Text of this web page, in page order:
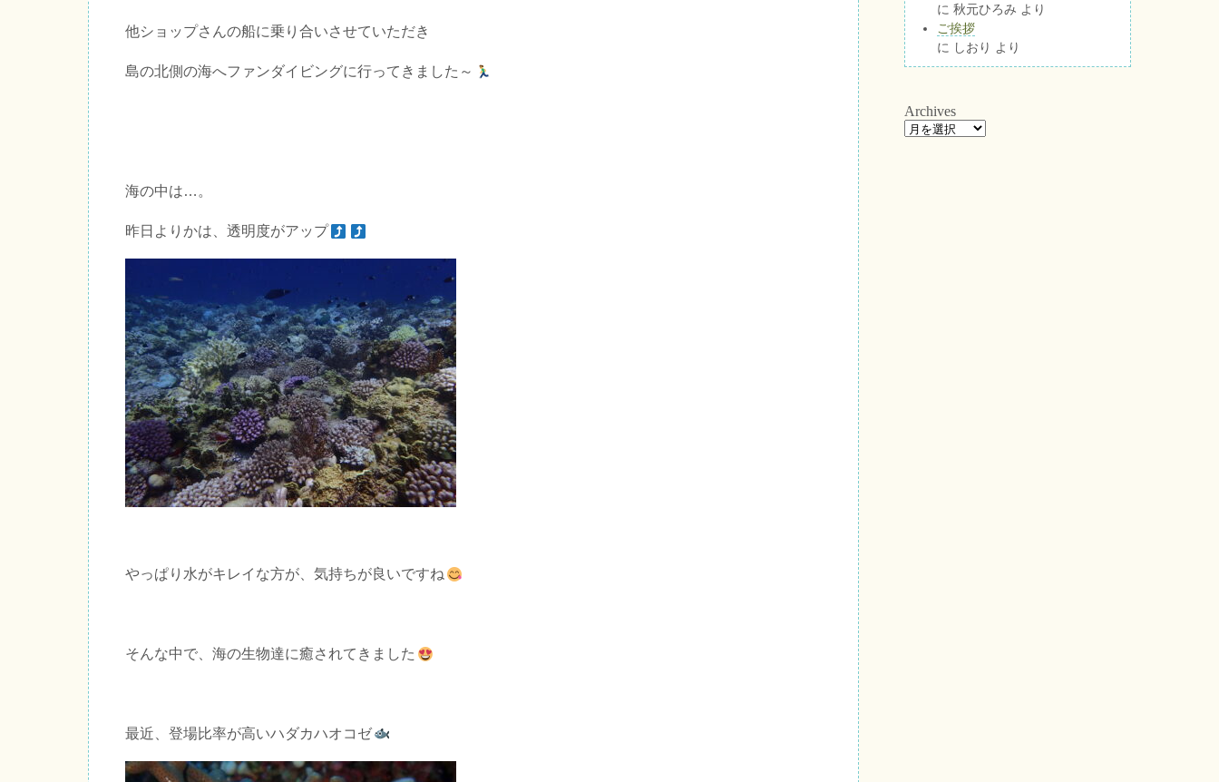
他ショップさんの船に乗り合いさせていただき
島の北側の海へファンダイビングに行ってきました～
海の中は…。
昨日よりかは、透明度がアップ
やっぱり水がキレイな方が、気持ちが良いですね
そんな中で、海の生物達に癒されてきました
最近、登場比率が高いハダカハオコゼ
に 秋元ひろみ より
ご挨拶
に しおり より
Archives